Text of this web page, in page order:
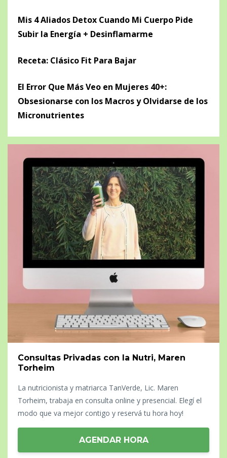
Mis 4 Aliados Detox Cuando Mi Cuerpo Pide
Subir la Energía + Desinflamarme
Receta: Clásico Fit Para Bajar
El Error Que Más Veo en Mujeres 40+:
Obsesionarse con los Macros y Olvidarse de los
Micronutrientes
Consultas Privadas con la Nutri, Maren
Torheim
La nutricionista y matriarca TanVerde, Lic. Maren
Torheim, trabaja en consulta online y presencial. Elegí el
modo que va mejor contigo y reservá tu hora hoy!
AGENDAR HORA